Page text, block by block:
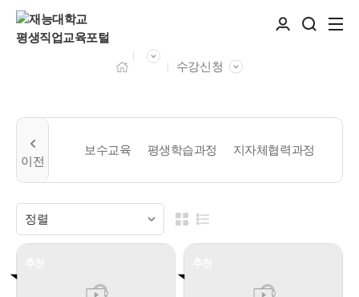
수강신청
보수교육 평생학습과정 지자체협력과정